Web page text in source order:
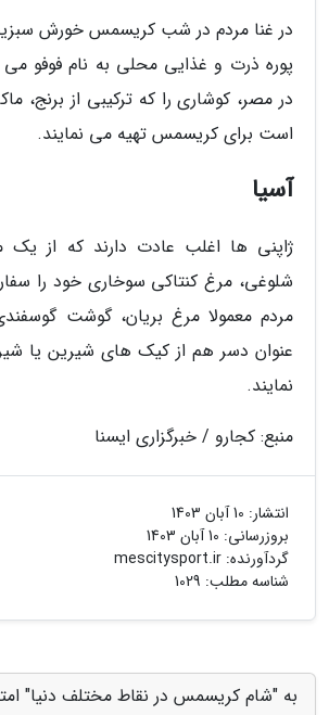
در غنا مردم در شب کریسمس خورش
پوره ذرت و غذایی محلی به نام فوفو
در مصر، کوشاری را که ترکیبی از برنج،
است برای کریسمس تهیه می نمایند.
آسیا
ژاپنی ها اغلب عادت دارند که از یک
شلوغی، مرغ کنتاکی سوخاری خود را
مردم معمولا مرغ بریان، گوشت
عنوان دسر هم از کیک های شیرین یا
نمایند.
منبع: کجارو / خبرگزاری ایسنا
انتشار: 10 آبان 1403
بروزرسانی: 10 آبان 1403
گردآورنده: mescitysport.ir
شناسه مطلب: 1029
به "شام کریسمس در نقاط مختلف دنیا"